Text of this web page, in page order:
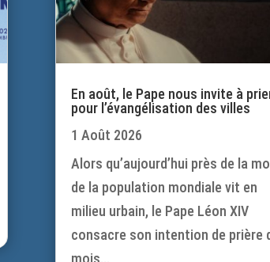
En août, le Pape nous invite à
pour l’évangélisation des villes
1 Août 2026
Alors qu’aujourd’hui près de la
de la population mondiale vit en
milieu urbain, le Pape Léon XIV
consacre son intention de prière